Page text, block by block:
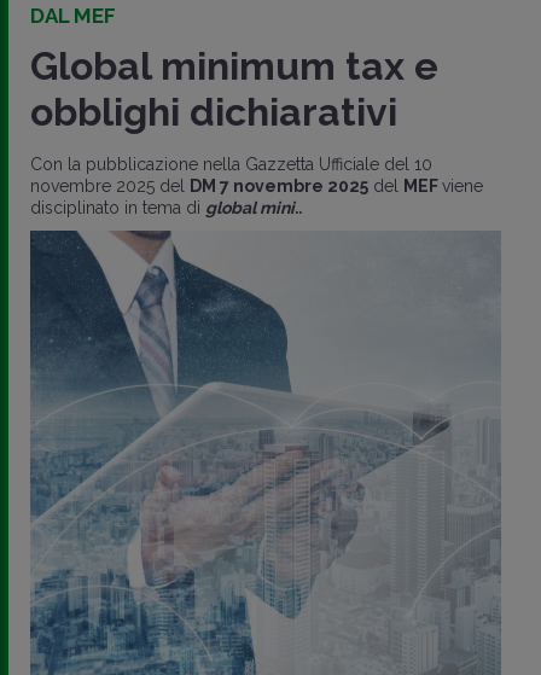
DAL MEF
Global minimum tax e
obblighi dichiarativi
Con la pubblicazione nella Gazzetta Ufficiale del 10
novembre 2025 del DM 7 novembre 2025 del MEFviene
disciplinato in tema di global mini..